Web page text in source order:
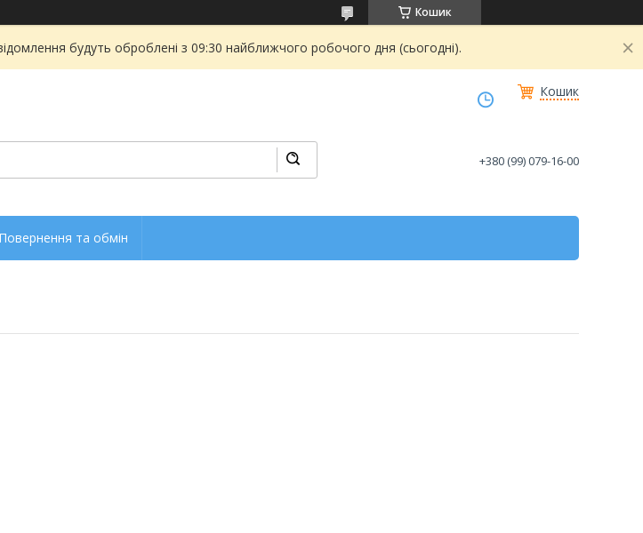
Кошик
будуть оброблені з 09:30 найближчого робочого дня (сьогодні).
Кошик
+380 (99) 079-16-00
Повернення та обмін